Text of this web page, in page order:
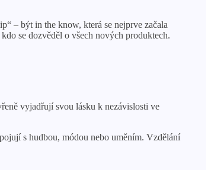
– být in the know, která se nejprve začala
se dozvěděl o všech nových produktech.
vyjadřují svou lásku k nezávislosti ve
s hudbou, módou nebo uměním. Vzdělání